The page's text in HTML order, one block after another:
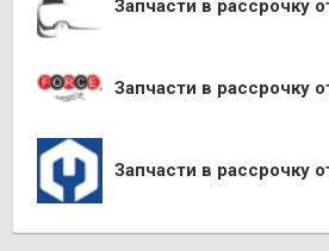
Запчасти в рассрочку
Запчасти в рассрочку
Запчасти в рассрочку